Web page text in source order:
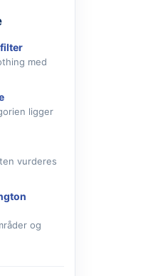
med
ligger
vurderes
og